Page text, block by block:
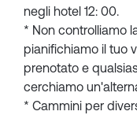
negli hotel 12: 00.
* Non controlliamo
pianifichiamo il tuo
prenotato e
cerchiamo
* Cammini per